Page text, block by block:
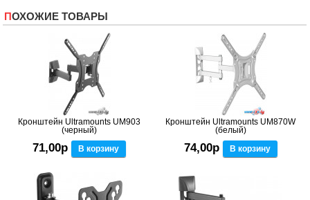
ПОХОЖИЕ ТОВАРЫ
Кронштейн Ultramounts UM903
(черный)
71,00р В корзину
Кронштейн Ultramounts UM870W
(белый)
74,00р В корзину